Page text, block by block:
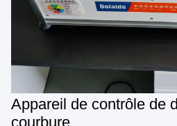
Appareil de contrôle de
courbure